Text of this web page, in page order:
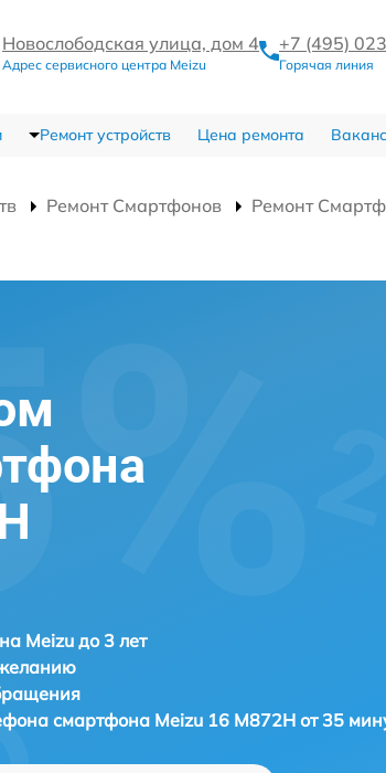
Новослободская улица, дом 4
Адрес сервисного центра Meizu
+7 (495)
Горячая линия
Ремонт устройств Цена ремонта
Ремонт Смартфонов
Ремонт
Meizu до 3 лет
смартфона Meizu 16 M872H от 35